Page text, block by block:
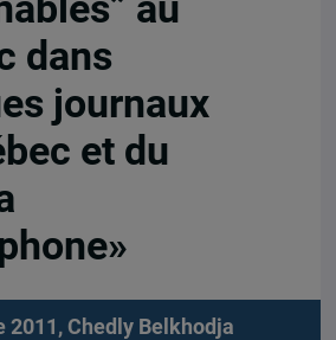
dans
journaux
et du
2011, Chedly Belkhodja